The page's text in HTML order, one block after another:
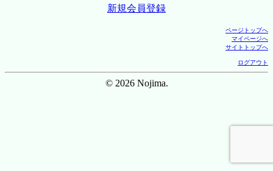
新規会員登録
ページトップへ
マイページへ
サイトトップへ
ログアウト
© 2026 Nojima.